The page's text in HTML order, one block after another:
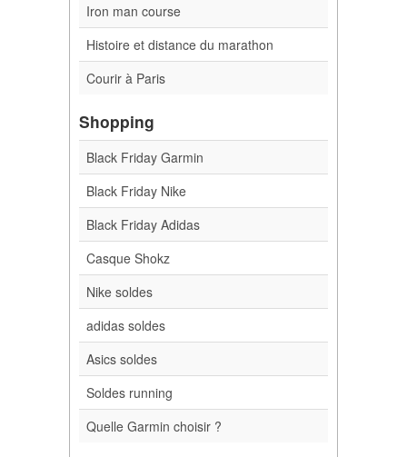
Iron man course
Histoire et distance du marathon
Courir à Paris
Shopping
Black Friday Garmin
Black Friday Nike
Black Friday Adidas
Casque Shokz
Nike soldes
adidas soldes
Asics soldes
Soldes running
Quelle Garmin choisir ?